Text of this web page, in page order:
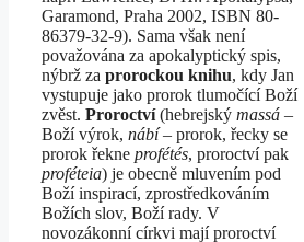
Garamond, Praha 2002, ISBN 80-
86379-32-9). Sama však není
považována za apokalyptický spis,
nýbrž za prorockou knihu, kdy Jan
vystupuje jako prorok tlumočící Boží
zvěst. Proroctví(hebrejský massá –
Boží výrok, nábí – prorok, řecky se
prorok řekne profétés, proroctví pak
proféteia) je obecně mluvením pod
Boží inspirací, zprostředkováním
Božích slov, Boží rady. V
novozákonní církvi mají proroctví